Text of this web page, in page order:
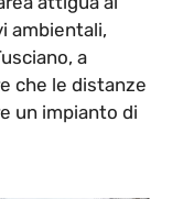
ambientali,
a
che le distanze
un impianto di